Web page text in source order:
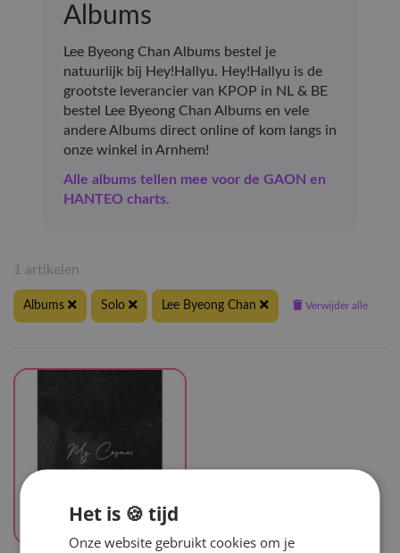
Albums
Lee Byeong Chan Albums bestel je
natuurlijk bij Hey!Hallyu. Hey!Hallyu is de
grootste leverancier van KPOP in NL & BE
bestel Lee Byeong Chan Albums en vele
andere Albums direct online of kom langs in
onze winkel in Arnhem!
Alle albums tellen mee voor de GAON en
HANTEO charts.
1 artikelen
Albums Solo Lee Byeong Chan Verwijder alle
UITVERKOCHT
Het is 🍪 tijd
Onze website gebruikt cookies om je